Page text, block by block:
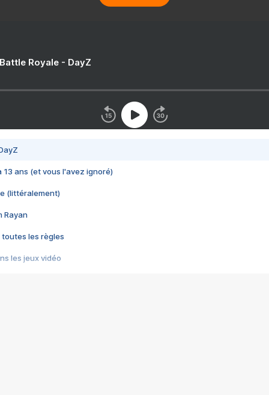
Royale - DayZ
13 ans (et vous l'avez ignoré)
(littéralement)
Rayan
toutes les règles
les jeux vidéo